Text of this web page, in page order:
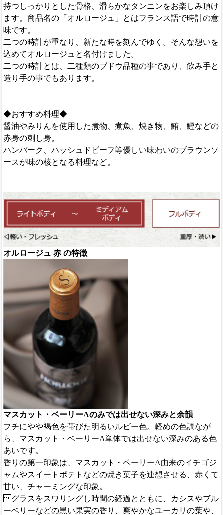
持つしっかりとした骨格、滑らかなタンニンをお楽しみ頂け
ます。商品名の「オルロージュ」とはフランス語で時計の意
味です。
二つの時計が重なり、新たな時を刻んでゆく。そんな想いを
込めてオルロージュと名付けました。
二つの時計とは、二種類のブドウ品種の事であり、飲み手と
造り手の事でもあります。
◆おすすめ料理◆
醤油やみりんを使用した煮物、煮魚、焼き物、鮪、鰹などの
赤身の刺し身。
ハンバーク、ハッシュドビーフ等優しい味わいのブラウンソ
ースが味の核となる料理など。
オルロージュ 赤 の特徴
マスカット・ベーリーAのみでは出せない深みと余韻
フチにやや褐色を帯びた明るいルビー色。軽めの色調なが
ら、マスカット・ベーリーA単体では出せない深みのある色
あいです。
香りの第一印象は、マスカット・ベーリーA由来のイチゴジ
ャムやスイートポテトなどの焼き菓子を連想させる、赤くて
甘い、チャーミングな印象。
グラスをスワリングし時間の経過とともに、カシスやブル
ーベリーなどの黒い果実の香り、爽やかなユーカリの葉や、